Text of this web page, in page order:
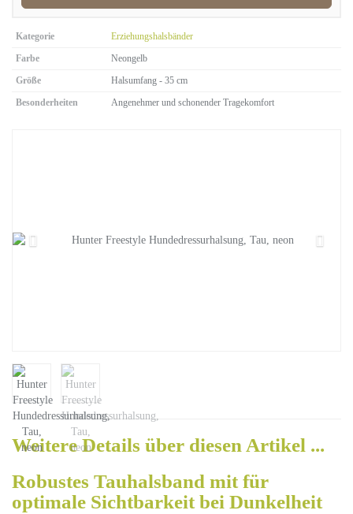
Kategorie
Erziehungshalsbänder
Farbe
Neongelb
Größe
Halsumfang - 35 cm
Besonderheiten
Angenehmer und schonender Tragekomfort
Weitere Details über diesen Artikel ...
Robustes Tauhalsband mit für
optimale Sichtbarkeit bei Dunkelheit